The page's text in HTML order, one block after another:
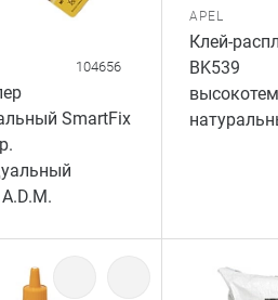
104656
SmartFix
APEL
Клей-
BK539